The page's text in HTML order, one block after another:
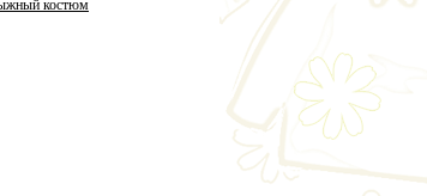
костюм